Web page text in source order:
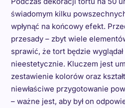
świadomym kilku
wpłynąć na końcowy efekt.
przesady – zbyt wiele
sprawić, że tort będzie
nieestetycznie. Kluczem jest
zestawienie kolorów oraz
niewłaściwe przygotowanie
– ważne jest, aby był on